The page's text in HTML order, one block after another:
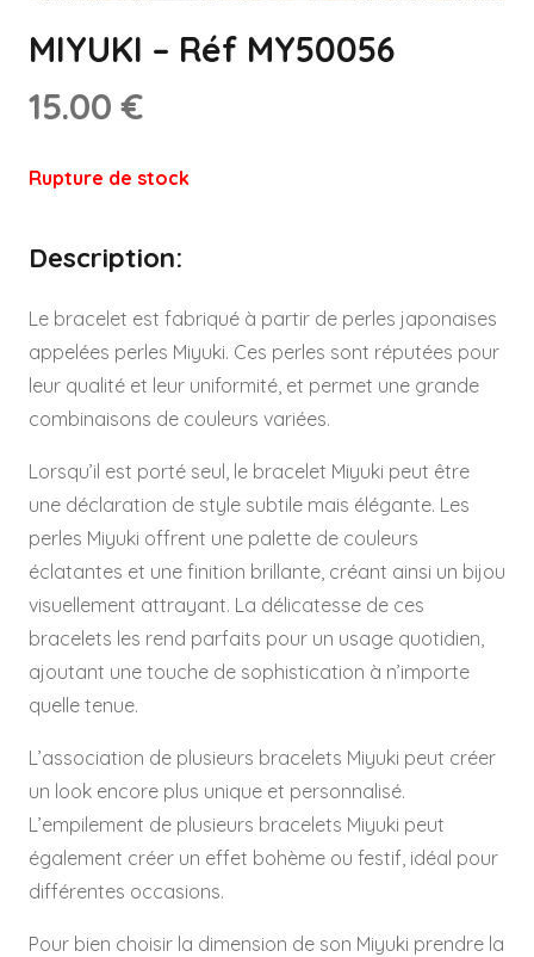
MIYUKI – Réf MY50056
15.00€
Rupture de stock
Description:
Le bracelet est fabriqué à partir de perles japonaises
appelées perles Miyuki. Ces perles sont réputées pour
leur qualité et leur uniformité, et permet une grande
combinaisons de couleurs variées.
Lorsqu’il est porté seul, le bracelet Miyuki peut être
une déclaration de style subtile mais élégante. Les
perles Miyuki offrent une palette de couleurs
éclatantes et une finition brillante, créant ainsi un bijou
visuellement attrayant. La délicatesse de ces
bracelets les rend parfaits pour un usage quotidien,
ajoutant une touche de sophistication à n’importe
quelle tenue.
L’association de plusieurs bracelets Miyuki peut créer
un look encore plus unique et personnalisé.
L’empilement de plusieurs bracelets Miyuki peut
également créer un effet bohème ou festif, idéal pour
différentes occasions.
Pour bien choisir la dimension de son Miyuki prendre la